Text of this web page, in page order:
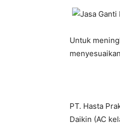
Untuk
PT. Hasta
Daikin (AC